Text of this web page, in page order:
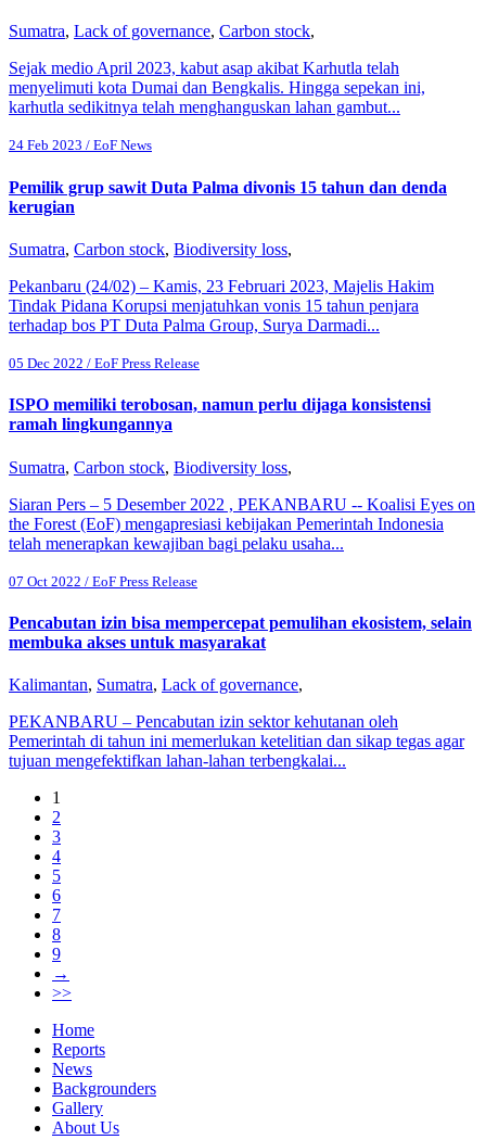
Sumatra, Lack of governance, Carbon stock,
Sejak medio April 2023, kabut asap akibat Karhutla telah
menyelimuti kota Dumai dan Bengkalis. Hingga sepekan ini,
karhutla sedikitnya telah menghanguskan lahan gambut...
24 Feb 2023 / EoF News
Pemilik grup sawit Duta Palma divonis 15 tahun dan denda
kerugian
Sumatra, Carbon stock, Biodiversity loss,
Pekanbaru (24/02) – Kamis, 23 Februari 2023, Majelis Hakim
Tindak Pidana Korupsi menjatuhkan vonis 15 tahun penjara
terhadap bos PT Duta Palma Group, Surya Darmadi...
05 Dec 2022 / EoF Press Release
ISPO memiliki terobosan, namun perlu dijaga konsistensi
ramah lingkungannya
Sumatra, Carbon stock, Biodiversity loss,
Siaran Pers – 5 Desember 2022 , PEKANBARU -- Koalisi Eyes on
the Forest (EoF) mengapresiasi kebijakan Pemerintah Indonesia
telah menerapkan kewajiban bagi pelaku usaha...
07 Oct 2022 / EoF Press Release
Pencabutan izin bisa mempercepat pemulihan ekosistem, selain
membuka akses untuk masyarakat
Kalimantan, Sumatra, Lack of governance,
PEKANBARU – Pencabutan izin sektor kehutanan oleh
Pemerintah di tahun ini memerlukan ketelitian dan sikap tegas agar
tujuan mengefektifkan lahan-lahan terbengkalai...
1
2
3
4
5
6
7
8
9
→
>>
Home
Reports
News
Backgrounders
Gallery
About Us